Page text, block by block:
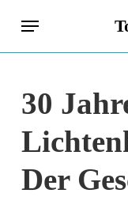
Menu
30
Der